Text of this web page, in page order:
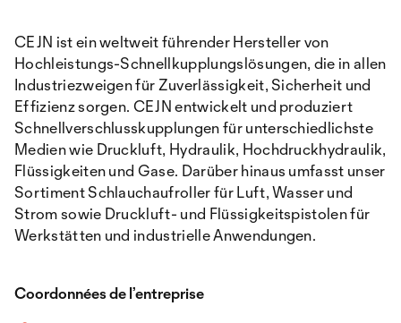
CEJN ist ein weltweit führender Hersteller von
Hochleistungs-Schnellkupplungslösungen, die in allen
Industriezweigen für Zuverlässigkeit, Sicherheit und
Effizienz sorgen. CEJN entwickelt und produziert
Schnellverschlusskupplungen für unterschiedlichste
Medien wie Druckluft, Hydraulik, Hochdruckhydraulik,
Flüssigkeiten und Gase. Darüber hinaus umfasst unser
Sortiment Schlauchaufroller für Luft, Wasser und
Strom sowie Druckluft- und Flüssigkeitspistolen für
Werkstätten und industrielle Anwendungen.
Coordonnées de l’entreprise